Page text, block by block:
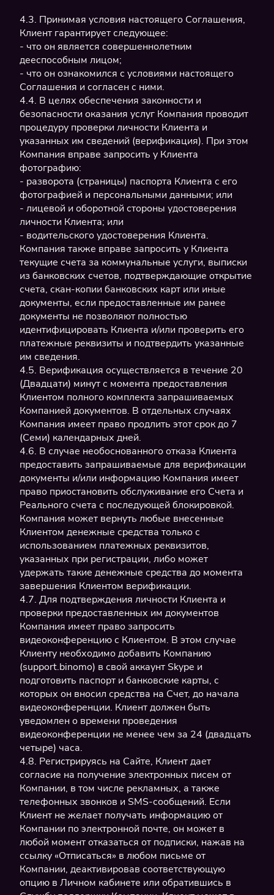
4.3. Принимая условия настоящего Соглашения,
Клиент гарантирует следующее:
- что он является совершеннолетним
дееспособным лицом;
- что он ознакомился с условиями настоящего
Соглашения и согласен с ними.
4.4. В целях обеспечения законности и
безопасности оказания услуг Компания проводит
процедуру проверки личности Клиента и
указанных им сведений (верификация). При этом
Компания вправе запросить у Клиента
фотографию:
- разворота (страницы) паспорта Клиента с его
фотографией и персональными данными; или
- лицевой и оборотной стороны удостоверения
личности Клиента; или
- водительского удостоверения Клиента.
Компания также вправе запросить у Клиента
текущие счета за коммунальные услуги, выписки
из банковских счетов, подтверждающие открытие
счета, скан-копии банковских карт или иные
документы, если предоставленные им ранее
документы не позволяют полностью
идентифицировать Клиента и/или проверить его
платежные реквизиты и подтвердить указанные
им сведения.
4.5. Верификация осуществляется в течение 20
(Двадцати) минут с момента предоставления
Клиентом полного комплекта запрашиваемых
Компанией документов. В отдельных случаях
Компания имеет право продлить этот срок до 7
(Семи) календарных дней.
4.6. В случае необоснованного отказа Клиента
предоставить запрашиваемые для верификации
документы и/или информацию Компания имеет
право приостановить обслуживание его Счета и
Реального счета с последующей блокировкой.
Компания может вернуть любые внесенные
Клиентом денежные средства только с
использованием платежных реквизитов,
указанных при регистрации, либо может
удержать такие денежные средства до момента
завершения Клиентом верификации.
4.7. Для подтверждения личности Клиента и
проверки предоставленных им документов
Компания имеет право запросить
видеоконференцию с Клиентом. В этом случае
Клиенту необходимо добавить Компанию
(support.binomo) в свой аккаунт Skype и
подготовить паспорт и банковские карты, с
которых он вносил средства на Счет, до начала
видеоконференции. Клиент должен быть
уведомлен о времени проведения
видеоконференции не менее чем за 24 (двадцать
четыре) часа.
4.8. Регистрируясь на Сайте, Клиент дает
согласие на получение электронных писем от
Компании, в том числе рекламных, а также
телефонных звонков и SMS-сообщений. Если
Клиент не желает получать информацию от
Компании по электронной почте, он может в
любой момент отказаться от подписки, нажав на
ссылку «Отписаться» в любом письме от
Компании, деактивировав соответствующую
опцию в Личном кабинете или обратившись в